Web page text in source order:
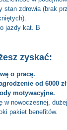
stan zdrowia (brak
jazdy kat. B
zyskać:
o pracę.
od 6000
motywacyjne.
w nowoczesnej,
pakiet benefitów.